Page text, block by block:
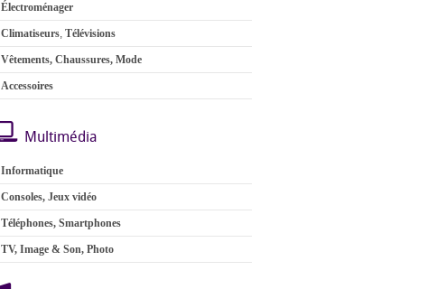
Électroménager
Climatiseurs, Télévisions
Vêtements, Chaussures, Mode
Accessoires
Multimédia
Informatique
Consoles, Jeux vidéo
Téléphones, Smartphones
TV, Image & Son, Photo